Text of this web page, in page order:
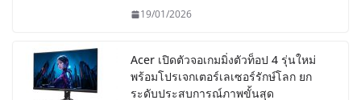
19/01/2026
Acer เปิดตัวจอเกมมิ่งตัวท็อป 4 รุ่นใหม่
พร้อมโปรเจกเตอร์เลเซอร์รักษ์โลก ยก
ระดับประสบการณ์ภาพขั้นสุด